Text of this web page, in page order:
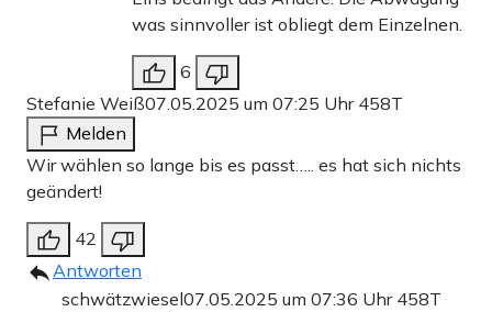
was sinnvoller ist obliegt dem Einzelnen.
6
Stefanie Weiß07.05.2025 um 07:25 Uhr 458T
Melden
Wir wählen so lange bis es passt….. es hat sich nichts
geändert!
42
Antworten
schwätzwiesel07.05.2025 um 07:36 Uhr 458T